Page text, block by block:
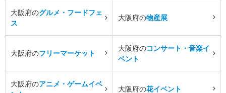
大阪府のグルメ・フードフェ
ス
大阪府の物産展
大阪府のフリーマーケット
大阪府のコンサート・音楽イ
ベント
大阪府のアニメ・ゲームイベ
大阪府の花イベント